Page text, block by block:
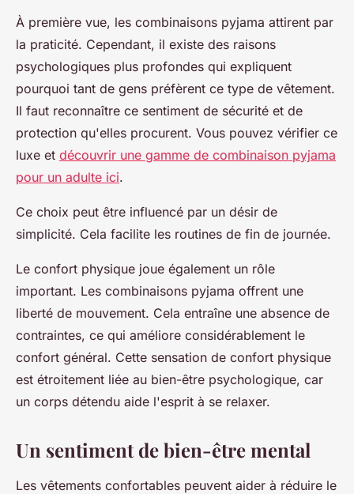
À première vue, les combinaisons pyjama attirent par
la praticité. Cependant, il existe des raisons
psychologiques plus profondes qui expliquent
pourquoi tant de gens préfèrent ce type de vêtement.
Il faut reconnaître ce sentiment de sécurité et de
protection qu'elles procurent. Vous pouvez vérifier ce
luxe et découvrir une gamme de combinaison pyjama
pour un adulte ici.
Ce choix peut être influencé par un désir de
simplicité. Cela facilite les routines de fin de journée.
Le confort physique joue également un rôle
important. Les combinaisons pyjama offrent une
liberté de mouvement. Cela entraîne une absence de
contraintes, ce qui améliore considérablement le
confort général. Cette sensation de confort physique
est étroitement liée au bien-être psychologique, car
un corps détendu aide l'esprit à se relaxer.
Un sentiment de bien-être mental
Les vêtements confortables peuvent aider à réduire le